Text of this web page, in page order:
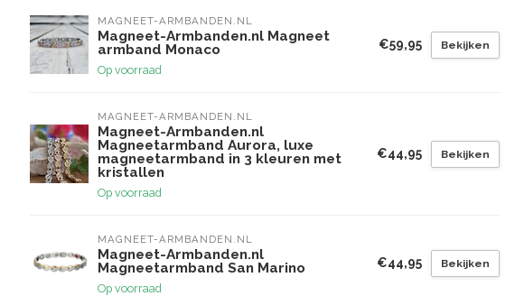
MAGNEET-ARMBANDEN.NL
Magneet-Armbanden.nl Magneet
armband Monaco
Op voorraad
€59,95 Bekijken
MAGNEET-ARMBANDEN.NL
Magneet-Armbanden.nl
Magneetarmband Aurora, luxe
magneetarmband in 3 kleuren met
kristallen
Op voorraad
€44,95 Bekijken
MAGNEET-ARMBANDEN.NL
Magneet-Armbanden.nl
Magneetarmband San Marino
Op voorraad
€44,95 Bekijken